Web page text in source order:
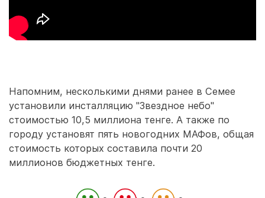
Напомним, несколькими днями ранее в Семее
установили инсталляцию "Звездное небо"
стоимостью 10,5 миллиона тенге. А также по
городу установят пять новогодних МАФов, общая
стоимость которых составила почти 20
миллионов бюджетных тенге.